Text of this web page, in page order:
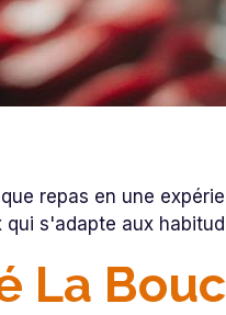
repas en une
s'adapte aux
La